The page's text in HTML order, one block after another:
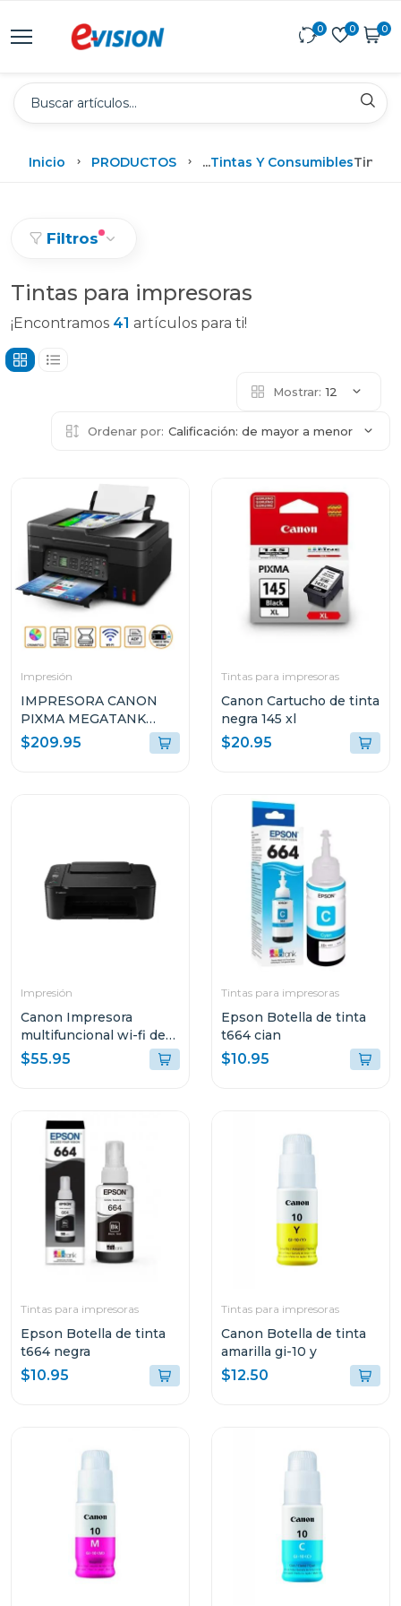
0 0 0
Inicio PRODUCTOS ...Tintas Y ConsumiblesTintas
Filtros
Tintas para impresoras
¡Encontramos 41 artículos para ti!
Mostrar: 12
Ordenar por: Calificación: de mayor a menor
Impresión
IMPRESORA CANON
PIXMA MEGATANK
INALÁMBRICA
MULTIFUNCIONAL G417
$209.95
Tintas para impresoras
Canon Cartucho de tinta
negra 145 xl
$20.95
Impresión
Canon Impresora
multifuncional wi-fi de
cartuchos de tinta 3610
$55.95
Tintas para impresoras
Epson Botella de tinta
t664 cian
$10.95
Tintas para impresoras
Epson Botella de tinta
t664 negra
$10.95
Tintas para impresoras
Canon Botella de tinta
amarilla gi-10 y
$12.50